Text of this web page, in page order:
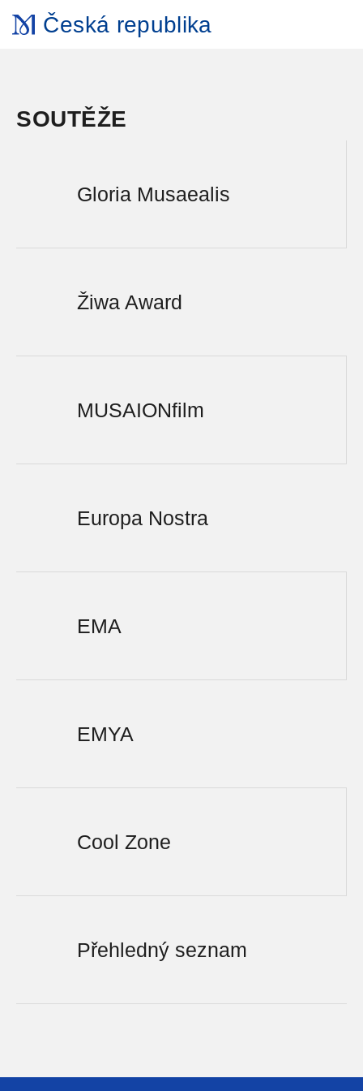
Česká republika
SOUTĚŽE
Gloria Musaealis
Žiwa Award
MUSAIONfilm
Europa Nostra
EMA
EMYA
Cool Zone
Přehledný seznam